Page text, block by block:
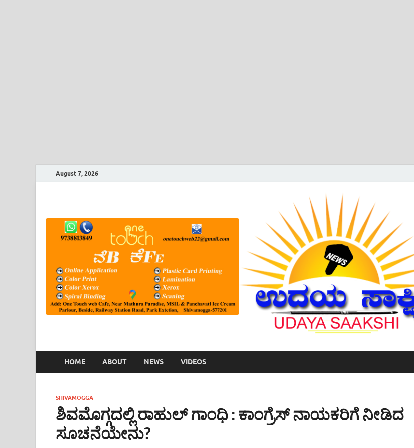
August 7, 2026
HOME ABOUT NEWS VIDEOS
SHIVAMOGGA
ಶಿವಮೊಗ್ಗದಲ್ಲಿ ರಾಹುಲ್ ಗಾಂಧಿ : ಕಾಂಗ್ರೆಸ್ ನಾಯಕರಿಗೆ ನೀಡಿದ
ಸೂಚನೆಯೇನು?